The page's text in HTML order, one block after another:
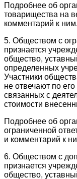
Подробнее об
товарищества на
комментарий к ним.
5. Обществом с
признается
общество,
определенных
Участники
не отвечают по
связанных с
стоимости
Подробнее об
ограниченной
и комментарий к
6. Обществом с
признается
общество,